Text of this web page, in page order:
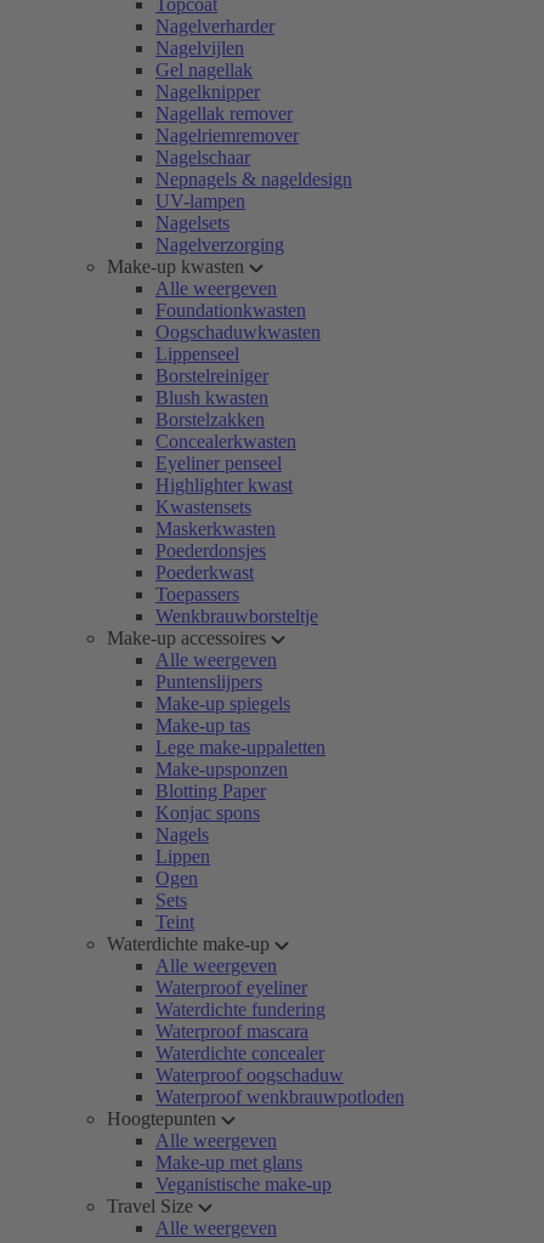
Topcoat
Nagelverharder
Nagelvijlen
Gel nagellak
Nagelknipper
Nagellak remover
Nagelriemremover
Nagelschaar
Nepnagels & nageldesign
UV-lampen
Nagelsets
Nagelverzorging
Make-up kwasten
Alle weergeven
Foundationkwasten
Oogschaduwkwasten
Lippenseel
Borstelreiniger
Blush kwasten
Borstelzakken
Concealerkwasten
Eyeliner penseel
Highlighter kwast
Kwastensets
Maskerkwasten
Poederdonsjes
Poederkwast
Toepassers
Wenkbrauwborsteltje
Make-up accessoires
Alle weergeven
Puntenslijpers
Make-up spiegels
Make-up tas
Lege make-uppaletten
Make-upsponzen
Blotting Paper
Konjac spons
Nagels
Lippen
Ogen
Sets
Teint
Waterdichte make-up
Alle weergeven
Waterproof eyeliner
Waterdichte fundering
Waterproof mascara
Waterdichte concealer
Waterproof oogschaduw
Waterproof wenkbrauwpotloden
Hoogtepunten
Alle weergeven
Make-up met glans
Veganistische make-up
Travel Size
Alle weergeven